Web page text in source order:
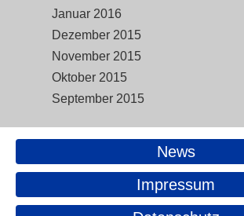
Januar 2016
Dezember 2015
November 2015
Oktober 2015
September 2015
News
Impressum